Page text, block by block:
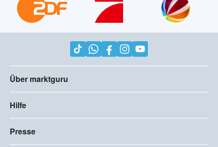
Über marktguru
Hilfe
Presse